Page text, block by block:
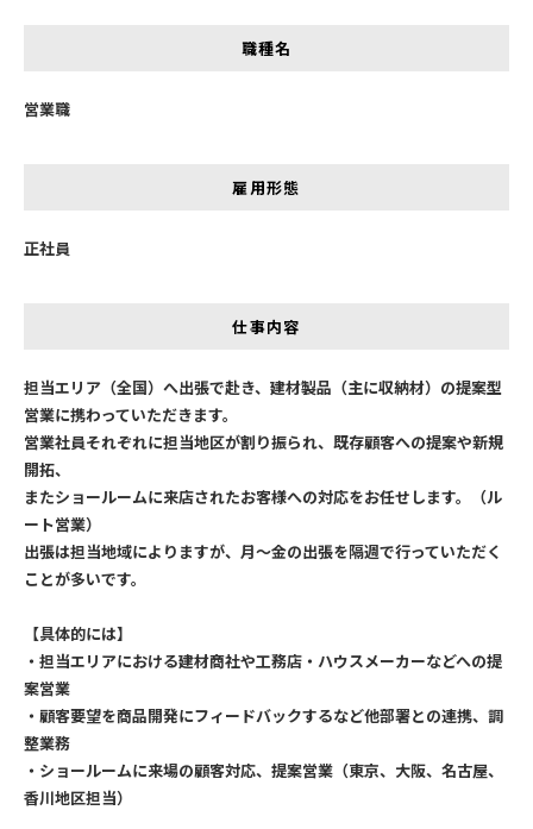
職種名
営業職
雇用形態
正社員
仕事内容
担当エリア（全国）へ出張で赴き、建材製品（主に収納材）の提案型
営業に携わっていただきます。
営業社員それぞれに担当地区が割り振られ、既存顧客への提案や新規
開拓、
またショールームに来店されたお客様への対応をお任せします。（ル
ート営業）
出張は担当地域によりますが、月～金の出張を隔週で行っていただく
ことが多いです。
【具体的には】
・担当エリアにおける建材商社や工務店・ハウスメーカーなどへの提
案営業
・顧客要望を商品開発にフィードバックするなど他部署との連携、調
整業務
・ショールームに来場の顧客対応、提案営業（東京、大阪、名古屋、
香川地区担当）